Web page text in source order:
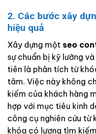
2. Các bước xây
hiệu quả
Xây dựng một seo
sự chuẩn bị kỹ lưỡng
tiên là phân tích từ
tâm. Việc này không
kiếm của khách hàng
hợp với mục tiêu kinh
công cụ nghiên cứu từ
khóa có lượng tìm